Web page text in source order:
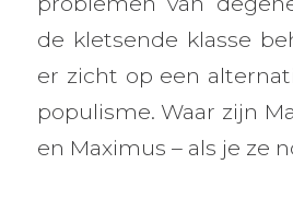
de kletsende klasse
er zicht op een
populisme. Waar zijn
en Maximus – als je ze